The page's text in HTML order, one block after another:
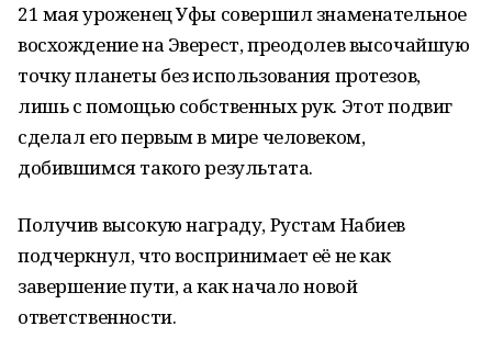
21 мая уроженец Уфы совершил знаменательное
восхождение на Эверест, преодолев высочайшую
точку планеты без использования протезов,
лишь с помощью собственных рук. Этот подвиг
сделал его первым в мире человеком,
добившимся такого результата.
Получив высокую награду, Рустам Набиев
подчеркнул, что воспринимает её не как
завершение пути, а как начало новой
ответственности.